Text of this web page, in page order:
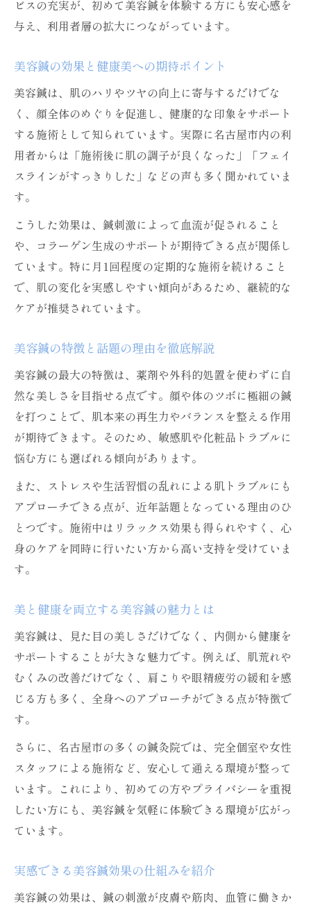
名古屋で美容鍼を選ぶ際の料金判断基準
相場から見る美容鍼の料金と利用のコツ
美容鍼の費用感と初回体験を賢く選ぶ方法
信頼される美容鍼施術者の見分け方とは
美容鍼施術者選びで重視すべきポイント
信頼される美容鍼施術者の特徴を解説
安心して任せられる美容鍼の選び方とは
資格や実績で見る美容鍼施術者の選定法
美容鍼を無理なく続けるコツと満足体験の秘訣
美容鍼を長く続けるためのコツと工夫
美容鍼満足体験を得るためのポイント紹介
美容鍼で満足感を高める通院スタイルとは
日常に取り入れやすい美容鍼習慣の作り方
ビスの充実が、初めて美容鍼を体験する方にも安心感を
与え、利用者層の拡大につながっています。
美容鍼の効果と健康美への期待ポイント
美容鍼は、肌のハリやツヤの向上に寄与するだけでな
く、顔全体のめぐりを促進し、健康的な印象をサポート
する施術として知られています。実際に名古屋市内の利
用者からは「施術後に肌の調子が良くなった」「フェイ
スラインがすっきりした」などの声も多く聞かれていま
す。
こうした効果は、鍼刺激によって血流が促されること
や、コラーゲン生成のサポートが期待できる点が関係し
ています。特に月1回程度の定期的な施術を続けること
で、肌の変化を実感しやすい傾向があるため、継続的な
ケアが推奨されています。
美容鍼の特徴と話題の理由を徹底解説
美容鍼の最大の特徴は、薬剤や外科的処置を使わずに自
然な美しさを目指せる点です。顔や体のツボに極細の鍼
を打つことで、肌本来の再生力やバランスを整える作用
が期待できます。そのため、敏感肌や化粧品トラブルに
悩む方にも選ばれる傾向があります。
また、ストレスや生活習慣の乱れによる肌トラブルにも
アプローチできる点が、近年話題となっている理由のひ
とつです。施術中はリラックス効果も得られやすく、心
身のケアを同時に行いたい方から高い支持を受けていま
す。
美と健康を両立する美容鍼の魅力とは
美容鍼は、見た目の美しさだけでなく、内側から健康を
サポートすることが大きな魅力です。例えば、肌荒れや
むくみの改善だけでなく、肩こりや眼精疲労の緩和を感
じる方も多く、全身へのアプローチができる点が特徴で
す。
さらに、名古屋市の多くの鍼灸院では、完全個室や女性
スタッフによる施術など、安心して通える環境が整って
います。これにより、初めての方やプライバシーを重視
したい方にも、美容鍼を気軽に体験できる環境が広がっ
ています。
実感できる美容鍼効果の仕組みを紹介
美容鍼の効果は、鍼の刺激が皮膚や筋肉、血管に働きか